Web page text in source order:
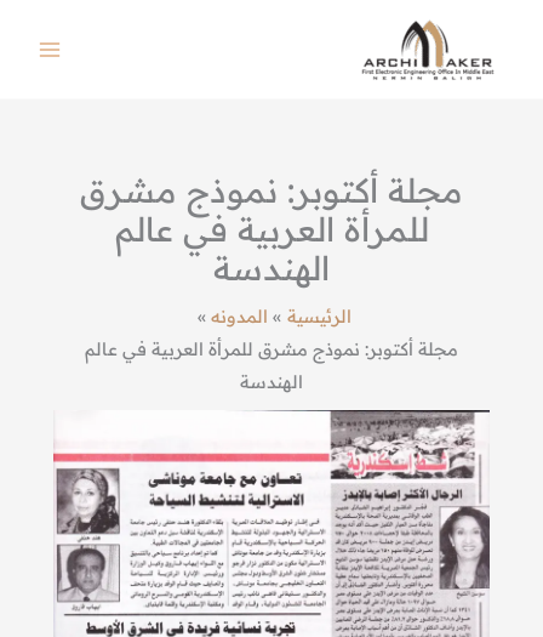
المحتوى
مجلة أكتوبر: نموذج مشرق
للمرأة العربية في عالم
الهندسة
الرئيسية
المدونه
مجلة أكتوبر: نموذج مشرق للمرأة العربية في عالم
الهندسة